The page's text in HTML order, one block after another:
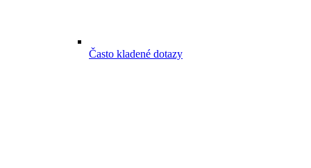
Často kladené dotazy